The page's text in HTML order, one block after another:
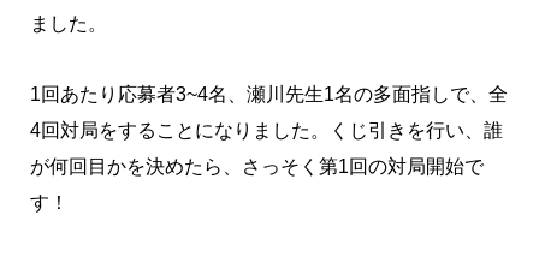
ました。
1回あたり応募者3~4名、瀬川先生1名の多面指しで、全
4回対局をすることになりました。くじ引きを行い、誰
が何回目かを決めたら、さっそく第1回の対局開始で
す！